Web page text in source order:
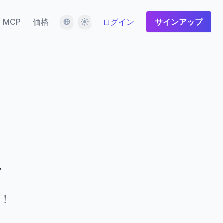
MCP 価格 言語 テーマ ログイン サインアップ